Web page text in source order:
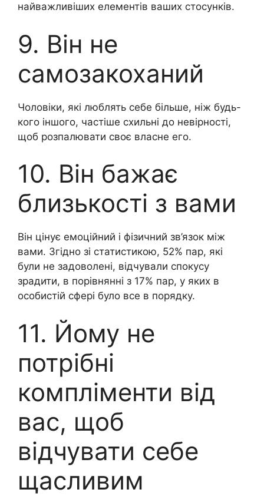
найважливіших елементів ваших стосунків.
9. Він не
самозакоханий
Чоловіки, які люблять себе більше, ніж будь-
кого іншого, частіше схильні до невірності,
щоб розпалювати своє власне его.
10. Він бажає
близькості з вами
Він цінує емоційний і фізичний зв’язок між
вами. Згідно зі статистикою, 52% пар, які
були не задоволені, відчували спокусу
зрадити, в порівнянні з 17% пар, у яких в
особистій сфері було все в порядку.
11. Йому не
потрібні
компліменти від
вас, щоб
відчувати себе
щасливим